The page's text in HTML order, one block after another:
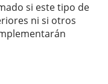
si este tipo de
ni si otros